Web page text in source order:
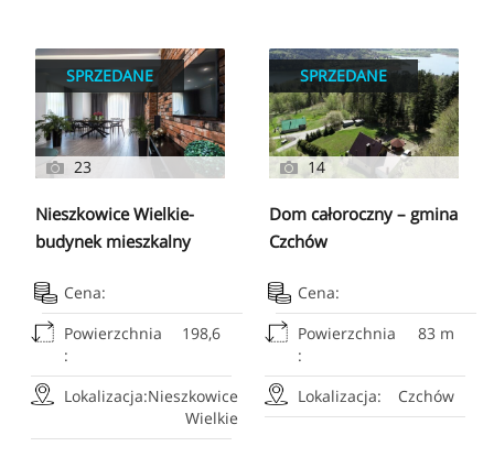
SPRZEDANE
23
Nieszkowice Wielkie-
budynek mieszkalny
Cena:
Powierzchnia
:
198,6
Lokalizacja:Nieszkowice
Wielkie
SPRZEDANE
14
Dom całoroczny – gmina
Czchów
Cena:
Powierzchnia
:
83 m
Lokalizacja: Czchów